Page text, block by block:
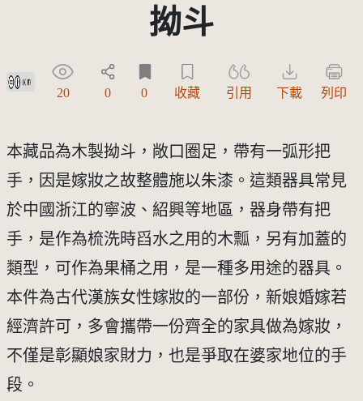
拗斗
創用CC姓名標示 3.0 台灣及其後版本(CC BY 3.0 TW +)
20 0 0 收藏 引用 下載 列印
本藏品為木製拗斗，敞口圈足，帶有一弧形把
手，因是嫁妝之故整體施以朱漆。這類器具常見
於中國浙江的寧波、紹興等地區，器身帶有把
手，是作為梳洗時舀水之用的木瓢，另有加蓋的
類型，可作為果桶之用，是一種多用途的器具。
本件為古代漢族女性嫁妝的一部份，新娘婚嫁若
經濟許可，多會攜帶一份齊全的家具做為嫁妝，
不僅是彰顯娘家財力，也是爭取在婆家地位的手
段。